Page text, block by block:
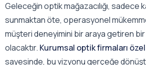
Geleceğin optik mağazacılığı, sadece
sunmaktan öte, operasyonel
müşteri deneyimini bir araya getiren bir
olacaktır. Kurumsal optik firmaları
sayesinde, bu vizyonu gerçeğe